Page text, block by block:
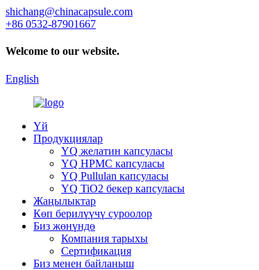
shichang@chinacapsule.com
+86 0532-87901667
Welcome to our website.
English
Үй
Продукциялар
YQ желатин капсуласы
YQ HPMC капсуласы
YQ Pullulan капсуласы
YQ TiO2 бекер капсуласы
Жаңылыктар
Көп берилүүчү суроолор
Биз жөнүндө
Компания тарыхы
Сертификация
Биз менен байланыш